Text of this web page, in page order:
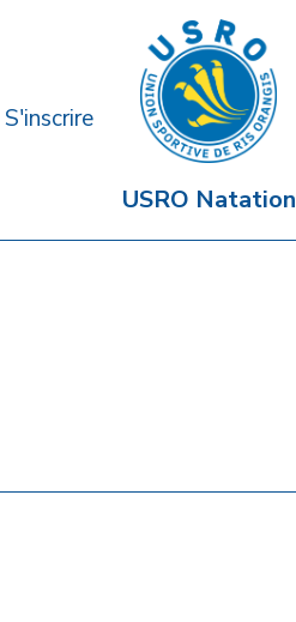
S'inscrire
USRO Natation